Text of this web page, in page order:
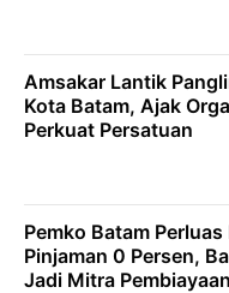
Amsakar Lantik
Kota Batam, Ajak
Perkuat Persatuan
Pemko Batam
Pinjaman 0 Persen,
Jadi Mitra